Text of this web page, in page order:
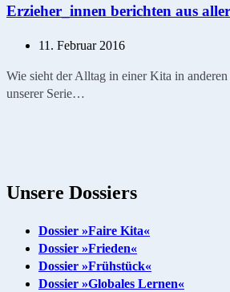
Erzieher_innen berichten aus
11. Februar 2016
Wie sieht der Alltag in einer Kita in
unserer Serie…
Unsere Dossiers
Dossier »Faire Kita«
Dossier »Frieden«
Dossier »Frühstück«
Dossier »Globales Lernen«